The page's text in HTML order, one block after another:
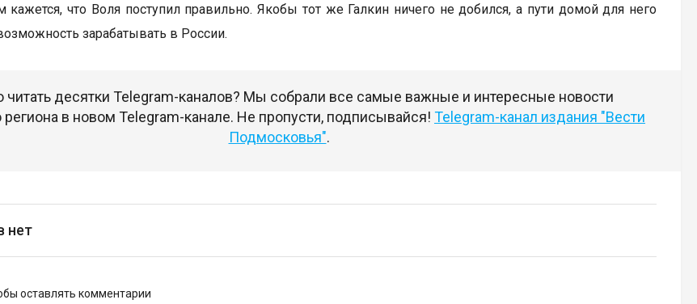
кажется, что Воля поступил правильно. Якобы тот же Галкин ничего не добился, а пути домой для него
зарабатывать в России.
читать десятки Telegram-каналов? Мы собрали все самые важные и интересные новости
в новом Telegram-канале. Не пропусти, подписывайся! Telegram-канал издания "Вести
Подмосковья".
нет
оставлять комментарии